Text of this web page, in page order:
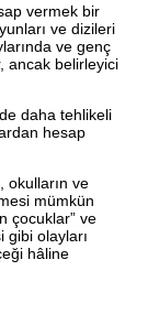
vermek bir
ve dizileri
ve genç
ancak belirleyici
daha tehlikeli
hesap
okulların ve
mümkün
çocuklar” ve
gibi olayları
hâline